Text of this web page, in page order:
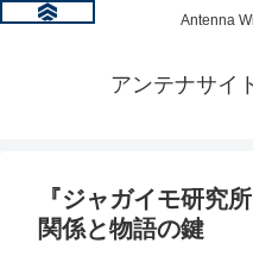
Antenna
アンテナサイ
『ジャガイモ研究
関係と物語の鍵